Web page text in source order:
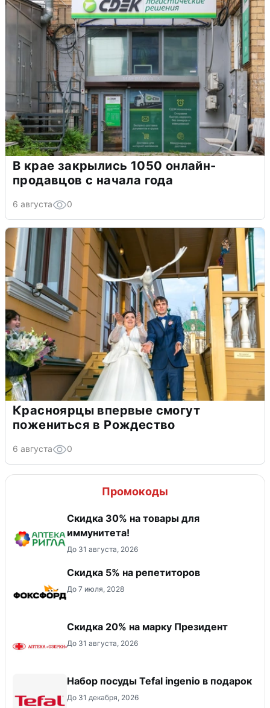
В крае закрылись 1050 онлайн-
продавцов с начала года
6 августа 0
Красноярцы впервые смогут
пожениться в Рождество
6 августа 0
Промокоды
Скидка 30% на товары для
иммунитета!
До 31 августа, 2026
Скидка 5% на репетиторов
До 7 июля, 2028
Скидка 20% на марку Президент
До 31 августа, 2026
Набор посуды Tefal ingenio в подарок
До 31 декабря, 2026